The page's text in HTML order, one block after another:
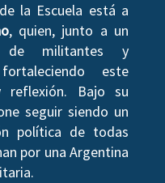
la Escuela está a
, quien, junto a un
de militantes y
este
reflexión. Bajo su
seguir siendo un
política de todas
por una Argentina